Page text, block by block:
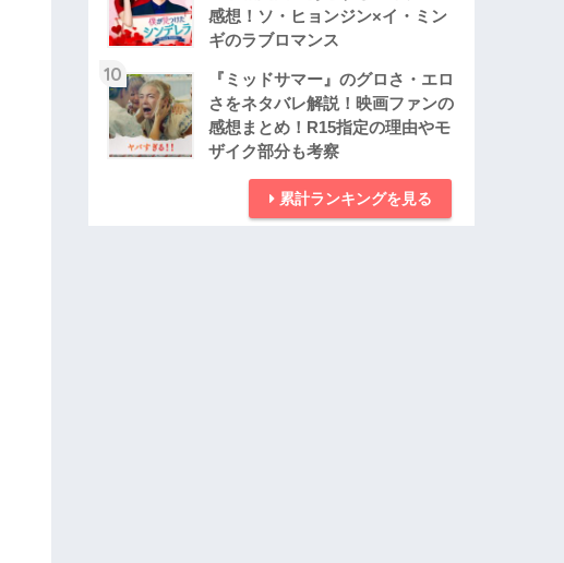
感想！ソ・ヒョンジン×イ・ミン
ギのラブロマンス
10
『ミッドサマー』のグロさ・エロ
さをネタバレ解説！映画ファンの
感想まとめ！R15指定の理由やモ
ザイク部分も考察
累計ランキングを見る